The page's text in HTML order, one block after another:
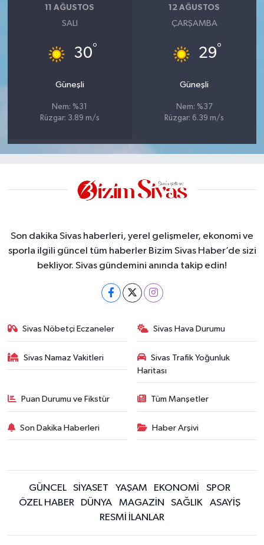
11 AĞUSTOS
SALI
30°
Güneşli
Nem: %31
Rüzgar: 3.89 m/s
12 AĞUSTOS
ÇARŞAMBA
29°
Güneşli
Nem: %37
Rüzgar: 6.39 m/s
Son dakika Sivas haberleri, yerel gelişmeler, ekonomi ve
sporla ilgili güncel tüm haberler Bizim Sivas Haber’de sizi
bekliyor. Sivas gündemini anında takip edin!
Sivas Nöbetçi Eczaneler Sivas Hava Durumu
Sivas Namaz Vakitleri
Sivas Trafik Yoğunluk
Haritası
Puan Durumu ve Fikstür Tüm Manşetler
Son Dakika Haberleri Haber Arşivi
GÜNCEL SİYASET YAŞAM EKONOMİ
SPOR
ÖZEL HABER
DÜNYA MAGAZİN SAĞLIK
ASAYİŞ
RESMİ İLANLAR